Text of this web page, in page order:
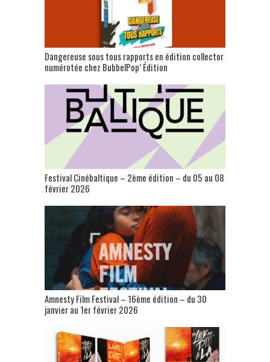
Dangereuse sous tous rapports en édition collector
numérotée chez BubbelPop’ Édition
Festival Cinébaltique – 2ème édition – du 05 au 08
février 2026
Amnesty Film Festival – 16ème édition – du 30
janvier au 1er février 2026